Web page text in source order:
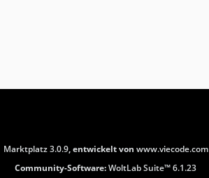
Marktplatz 3.0.9, entwickelt von www.viecode.com
Community-Software:WoltLab Suite™ 6.1.23